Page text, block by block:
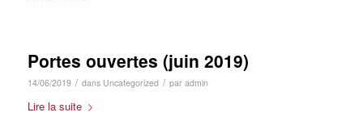
Portes ouvertes (juin 2019)
14/06/2019 / dans Uncategorized / par admin
Lire la suite